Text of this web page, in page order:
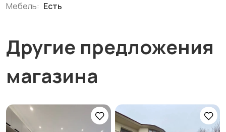
Мебель: Есть
Другие предложения
магазина